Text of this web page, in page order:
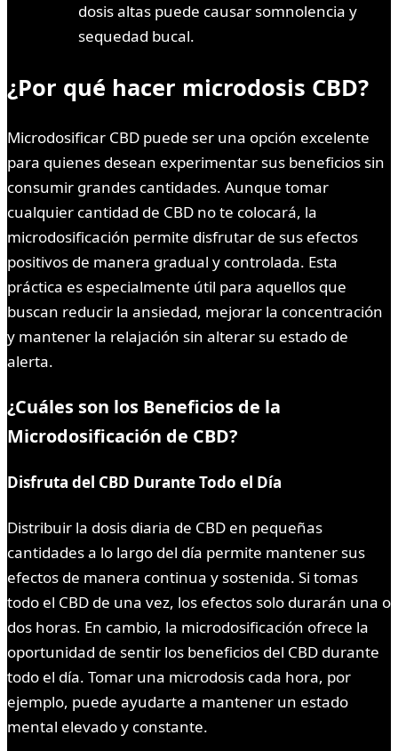
dosis altas puede causar somnolencia y
sequedad bucal.
¿Por qué hacer microdosis CBD?
Microdosificar CBD puede ser una opción excelente
para quienes desean experimentar sus beneficios sin
consumir grandes cantidades. Aunque tomar
cualquier cantidad de CBD no te colocará, la
microdosificación permite disfrutar de sus efectos
positivos de manera gradual y controlada. Esta
práctica es especialmente útil para aquellos que
buscan reducir la ansiedad, mejorar la concentración
y mantener la relajación sin alterar su estado de
alerta.
¿Cuáles son los Beneficios de la
Microdosificación de CBD?
Disfruta del CBD Durante Todo el Día
Distribuir la dosis diaria de CBD en pequeñas
cantidades a lo largo del día permite mantener sus
efectos de manera continua y sostenida. Si tomas
todo el CBD de una vez, los efectos solo durarán una o
dos horas. En cambio, la microdosificación ofrece la
oportunidad de sentir los beneficios del CBD durante
todo el día. Tomar una microdosis cada hora, por
ejemplo, puede ayudarte a mantener un estado
mental elevado y constante.